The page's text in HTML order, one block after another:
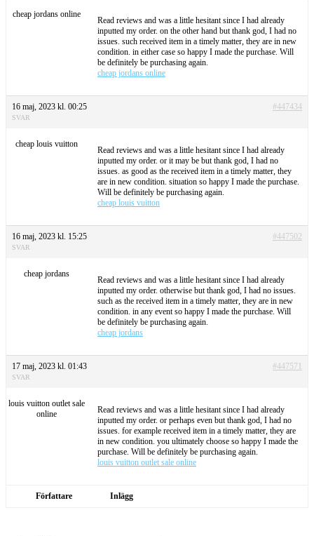
cheap jordans online
Read reviews and was a little hesitant since I had already
inputted my order. on the other hand but thank god, I had no
issues. such received item in a timely matter, they are in new
condition. in either case so happy I made the purchase. Will
be definitely be purchasing again.
cheap jordans online
16 maj, 2023 kl. 00:25 #447434
SVAR
cheap louis vuitton
Read reviews and was a little hesitant since I had already
inputted my order. or it may be but thank god, I had no
issues. as good as the received item in a timely matter, they
are in new condition. situation so happy I made the purchase.
Will be definitely be purchasing again.
cheap louis vuitton
16 maj, 2023 kl. 15:25 #447502
SVAR
cheap jordans
Read reviews and was a little hesitant since I had already
inputted my order. otherwise but thank god, I had no issues.
such as the received item in a timely matter, they are in new
condition. in any event so happy I made the purchase. Will
be definitely be purchasing again.
cheap jordans
17 maj, 2023 kl. 01:43 #447571
SVAR
louis vuitton outlet sale
online
Read reviews and was a little hesitant since I had already
inputted my order. or perhaps even but thank god, I had no
issues. for example received item in a timely matter, they are
in new condition. you ultimately choose so happy I made the
purchase. Will be definitely be purchasing again.
louis vuitton outlet sale online
Författare Inlägg